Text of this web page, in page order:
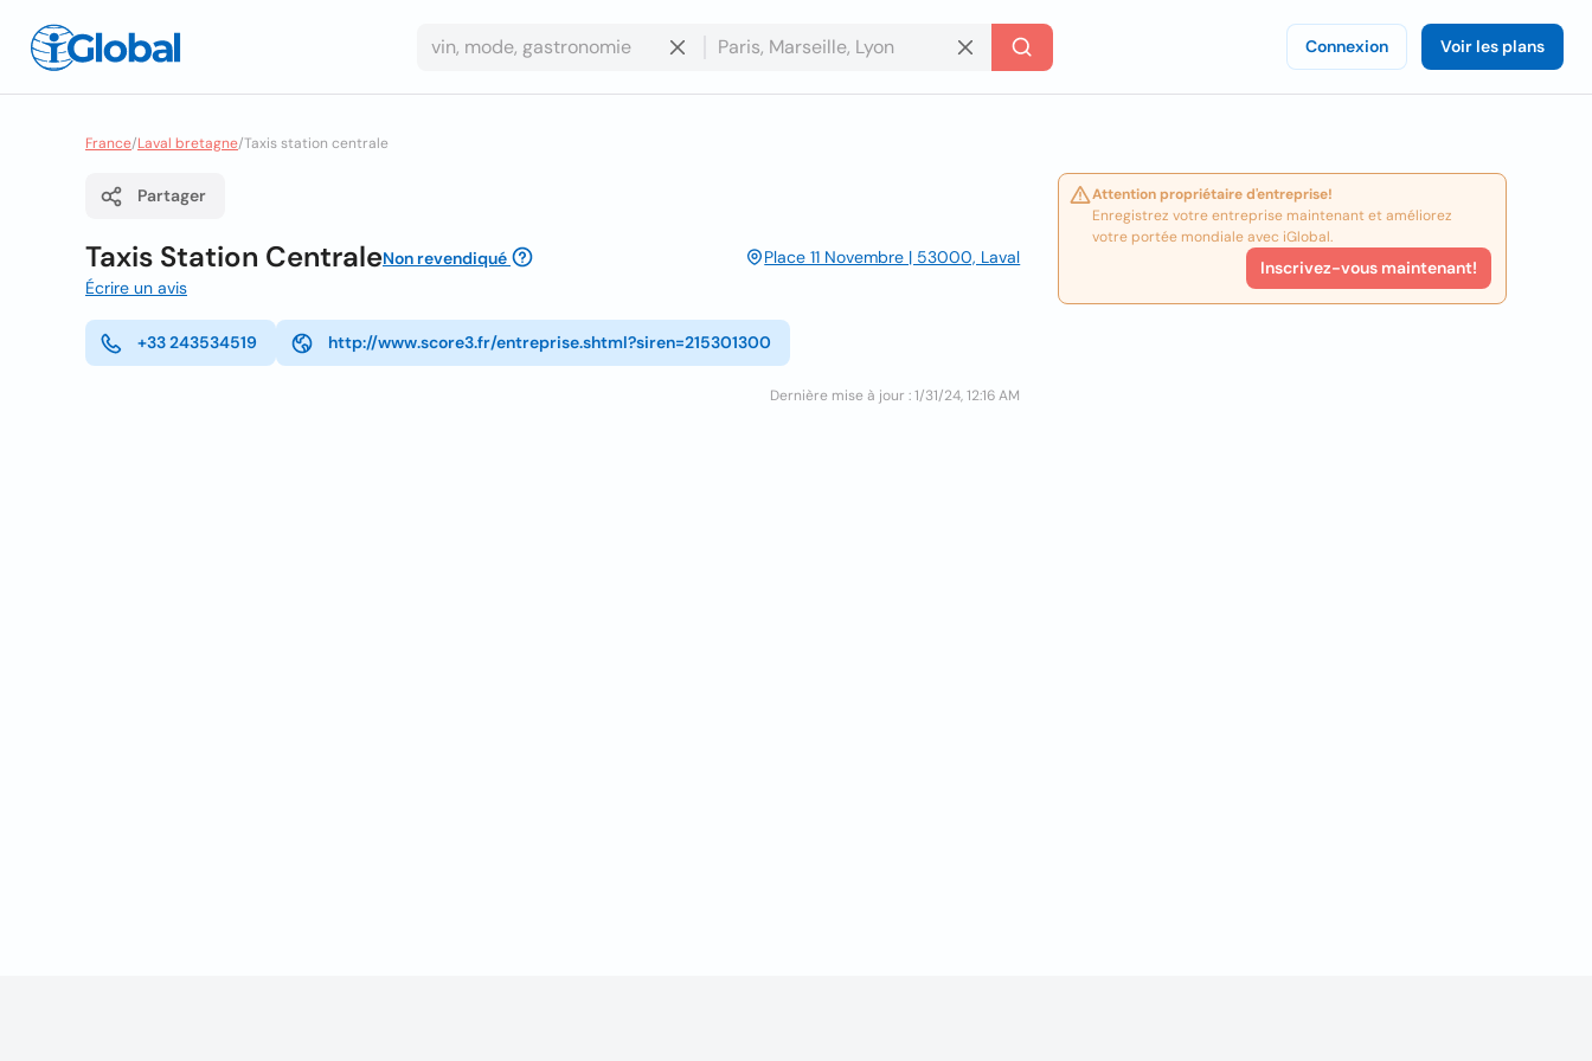
Connexion Voir les plans
France/Laval bretagne/Taxis station centrale
Partager
Taxis Station CentraleNon revendiqué
Place 11 Novembre | 53000, Laval
Écrire un avis
+33 243534519 http://www.score3.fr/entreprise.shtml?siren=215301300
Dernière mise à jour : 1/31/24, 12:16 AM
Attention propriétaire d'entreprise!
Enregistrez votre entreprise maintenant et améliorez
votre portée mondiale avec iGlobal.
Inscrivez-vous maintenant!